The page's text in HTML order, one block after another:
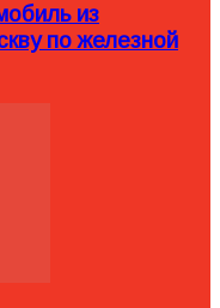
из
по железной